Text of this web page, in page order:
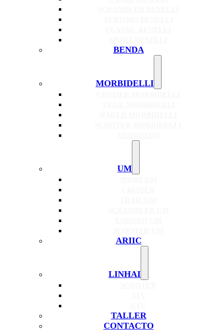
BENDA
MORBIDELLI
UM
ARIIC
LINHAI
TALLER
CONTACTO